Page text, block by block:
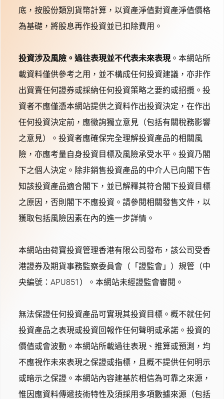
底，按股份類別貨幣計算，以資產淨值對資產淨值價格
為基礎，將股息再作投資並已扣除費用。
投資涉及風險。過往表現並不代表未來表現。本網站所
載資料僅供參考之用，並不構成任何投資建議，亦非作
出買賣任何證券或採納任何投資策略之要約或招攬。投
資者不應僅憑本網站提供之資料作出投資決定，在作出
任何投資決定前，應徵詢獨立意見（包括有關稅務影響
之意見）。投資者應確保完全理解投資產品的相關風
險，亦應考量自身投資目標及風險承受水平。投資乃閣
下之個人決定。除非銷售投資產品的中介人已向閣下告
知該投資產品適合閣下，並已解釋其符合閣下投資目標
之原因，否則閣下不應投資。請參閱相關發售文件，以
獲取包括風險因素在內的進一步詳情。
本網站由荷寶投資管理香港有限公司發布，該公司受香
港證券及期貨事務監察委員會（「證監會」）規管（中
央編號：APU851）。本網站未經證監會審閱。
無法保證任何投資產品可實現其投資目標。概不就任何
投資產品之表現或投資回報作任何聲明或承諾。投資的
價值或會波動。本網站所載過往表現、推算或預測，均
不應視作未來表現之保證或指標，且概不提供任何明示
或暗示之保證。本網站內容建基於相信為可靠之來源，
惟因應資料傳遞技術特性及須採用多項數據來源（包括